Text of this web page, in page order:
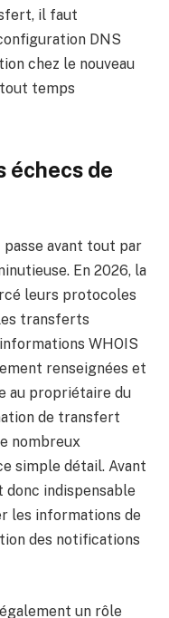
il faut
DNS
chez le nouveau
temps
échecs de
avant tout par
En 2026, la
leurs protocoles
transferts
WHOIS
renseignées et
au propriétaire du
de transfert
nombreux
simple détail. Avant
donc indispensable
les informations de
des notifications
un rôle